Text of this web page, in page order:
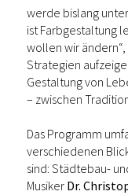
werde bislang
ist Farbgestaltung
wollen wir ändern“,
Strategien
Gestaltung von
– zwischen
Das Programm
verschiedenen
sind: Städtebau-
Musiker Dr.